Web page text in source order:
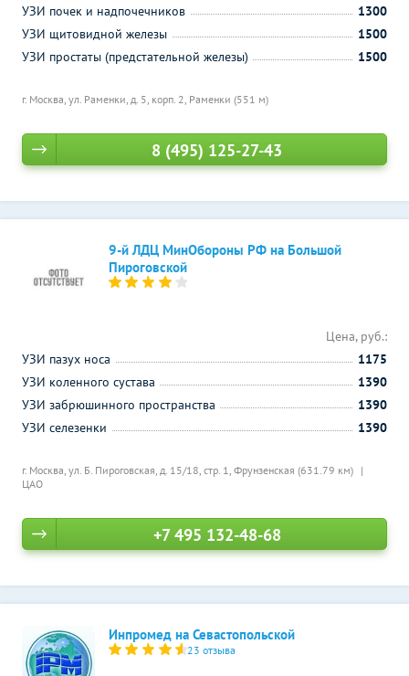
г. Москва, ул. Раменки, д. 5, корп. 2, Раменки (551 м)
УЗИ почек и надпочечников
1300
УЗИ щитовидной железы
1500
УЗИ простаты (предстательной железы)
1500
8 (495) 125-27-43
9-й ЛДЦ МинОбороны РФ на Большой
Пироговской
г. Москва, ул. Б. Пироговская, д. 15/18, стр. 1, Фрунзенская (631.79 км)
ЦАО
Цена, руб.:
УЗИ пазух носа
1175
УЗИ коленного сустава
1390
УЗИ забрюшинного пространства
1390
УЗИ селезенки
1390
+7 495 132-48-68
Инпромед на Севастопольской
23 отзыва